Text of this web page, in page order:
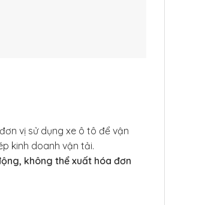
vị sử dụng xe ô tô để vận
kinh doanh vận tải.
không thể xuất hóa đơn